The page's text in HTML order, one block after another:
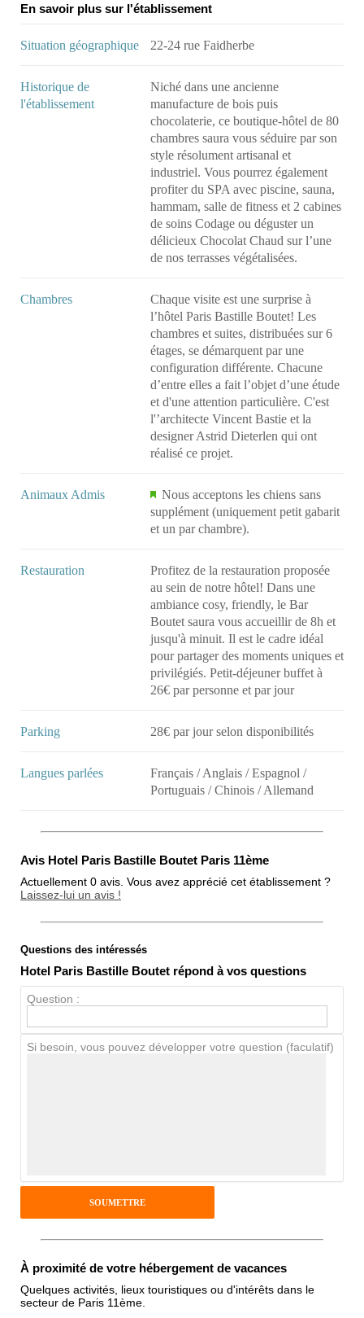
En savoir plus sur l'établissement
Situation géographique 22-24 rue Faidherbe
Historique de
l'établissement
Niché dans une ancienne
manufacture de bois puis
chocolaterie, ce boutique-hôtel de 80
chambres saura vous séduire par son
style résolument artisanal et
industriel. Vous pourrez également
profiter du SPA avec piscine, sauna,
hammam, salle de fitness et 2 cabines
de soins Codage ou déguster un
délicieux Chocolat Chaud sur l’une
de nos terrasses végétalisées.
Chambres
Chaque visite est une surprise à
l’hôtel Paris Bastille Boutet! Les
chambres et suites, distribuées sur 6
étages, se démarquent par une
configuration différente. Chacune
d’entre elles a fait l’objet d’une étude
et d'une attention particulière. C'est
l'’architecte Vincent Bastie et la
designer Astrid Dieterlen qui ont
réalisé ce projet.
Animaux Admis
Nous acceptons les chiens sans
supplément (uniquement petit gabarit
et un par chambre).
Restauration
Profitez de la restauration proposée
au sein de notre hôtel! Dans une
ambiance cosy, friendly, le Bar
Boutet saura vous accueillir de 8h et
jusqu'à minuit. Il est le cadre idéal
pour partager des moments uniques et
privilégiés. Petit-déjeuner buffet à
26€ par personne et par jour
Parking 28€ par jour selon disponibilités
Langues parlées
Français / Anglais / Espagnol /
Portuguais / Chinois / Allemand
Avis Hotel Paris Bastille Boutet Paris 11ème
Actuellement 0 avis. Vous avez apprécié cet établissement ?
Laissez-lui un avis !
Note globale
Antispam - Combien font 7x4 (en
chiffres) :
Questions des intéressés
Hotel Paris Bastille Boutet répond à vos questions
Question :
Si besoin, vous pouvez développer votre question (faculatif)
À proximité de votre hébergement de vacances
Quelques activités, lieux touristiques ou d'intérêts dans le
secteur de Paris 11ème.